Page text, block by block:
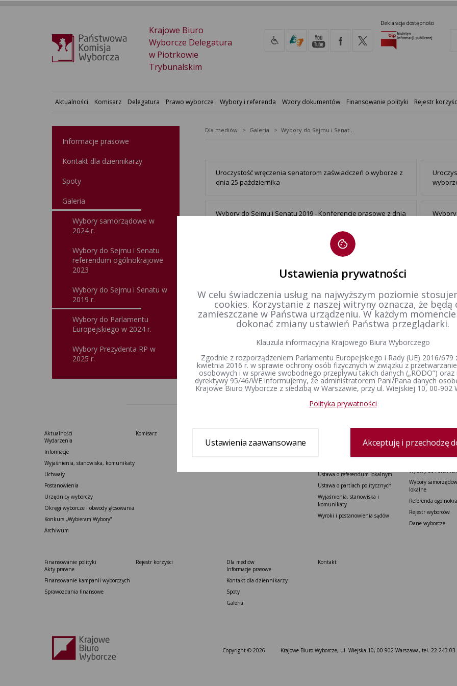
Krajowe Biuro
Wyborcze Delegatura
w Piotrkowie
Trybunalskim
Deklaracja dostępności
Aktualności Komisarz Delegatura Prawo wyborcze Wybory i referenda Wzory dokumentów Finansowanie polityki Rejestr
Informacje prasowe
Kontakt dla dziennikarzy
Spoty
Galeria
Wybory samorządowe w
2024 r.
Wybory do Sejmu i Senatu
referendum ogólnokrajowe
2023
Wybory do Sejmu i Senatu w
2019 r.
Wybory do Parlamentu
Europejskiego w 2024 r.
Wybory Prezydenta RP w
2025 r.
Dla mediów Galeria Wybory do Sejmu i Senatu w 2019 r.
Uroczystość wręczenia senatorom zaświadczeń o wyborze z
dnia 25 października
Wybory do Sejmu i Senatu 2019 - Konferencje prasowe z dnia
Wybory do Sejmu i Senatu 2019 - Konferencja prasowa z dnia
1
Aktualności
Wydarzenia
Informacje
Wyjaśnienia, stanowiska, komunikaty
Uchwały
Postanowienia
Urzędnicy wyborczy
Okręgi wyborcze i obwody głosowania
Konkurs „Wybieram Wybory”
Archiwum
Komisarz
Zespół delegatury
Konstytucja Rzeczypospolitej Polskiej​
Ustawa o referendum lokalnym
Ustawa o partiach politycznych
Wyjaśnienia, stanowiska i
komunikaty
Wyroki i postanowienia sądów
Wybory Prezydenta
Wybory do
Wybory
lokalne
Referenda
Rejestr wyborców
Dane wyborcze
Finansowanie polityki
Akty prawne
Finansowanie kampanii wyborczych
Sprawozdania finansowe
Rejestr korzyści
Dla mediów
Informacje prasowe
Kontakt dla dziennikarzy
Spoty
Galeria
Kontakt
Copyright © 2026 Krajowe Biuro Wyborcze, ul. Wiejska 10, 00-902 Warszawa, tel. 22 243 03
Ustawienia prywatności
W celu świadczenia usług na najwyższym poziomie
cookies. Korzystanie z naszej witryny oznacza, że będą
zamieszczane w Państwa urządzeniu. W każdym
dokonać zmiany ustawień Państwa przeglądarki.
Klauzula informacyjna Krajowego Biura Wyborczego
Zgodnie z rozporządzeniem Parlamentu Europejskiego i Rady (UE) 2016/679
kwietnia 2016 r. w sprawie ochrony osób fizycznych w związku z
osobowych i w sprawie swobodnego przepływu takich danych („RODO”) oraz
dyrektywy 95/46/WE informujemy, że administratorem Pani/Pana danych
Krajowe Biuro Wyborcze z siedzibą w Warszawie, przy ul. Wiejskiej 10, 00-902
Polityka prywatności
Ustawienia zaawansowane Akceptuję i przechodzę